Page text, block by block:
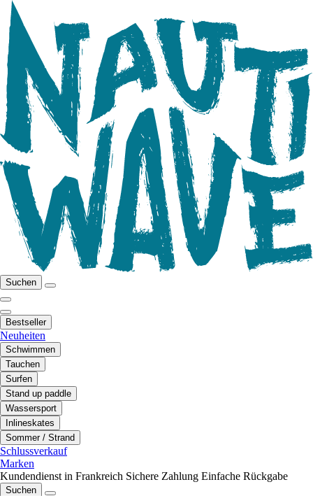
Suchen
Bestseller
Neuheiten
Schwimmen
Tauchen
Surfen
Stand up paddle
Wassersport
Inlineskates
Sommer / Strand
Schlussverkauf
Marken
Kundendienst in Frankreich Sichere Zahlung Einfache Rückgabe
Suchen